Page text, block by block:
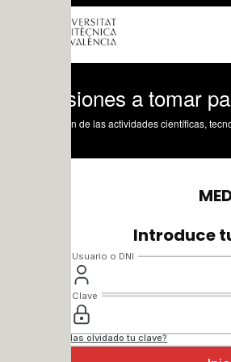
a tomar para
de las actividades científicas, tecnológicas y